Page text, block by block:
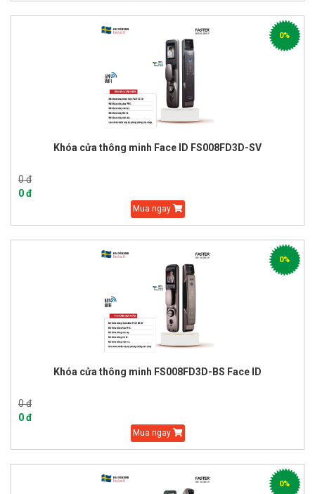
Khóa cửa thông minh Face ID FS008FD3D-SV
0 đ
0 đ
Mua ngay
0%
Khóa cửa thông minh FS008FD3D-BS Face ID
0 đ
0 đ
Mua ngay
0%
0%